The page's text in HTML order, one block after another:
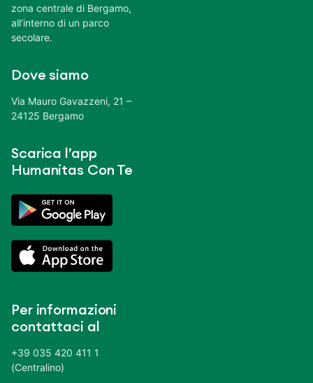
zona centrale di Bergamo,
all’interno di un parco
secolare.
Dove siamo
Via Mauro Gavazzeni, 21 –
24125 Bergamo
Scarica l’app
Humanitas Con Te
Per informazioni
contattaci al
+39 035 420 411 1
(Centralino)